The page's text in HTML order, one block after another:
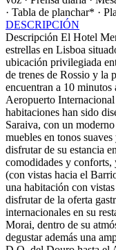
· Tabla de planchar* ·
DESCRIPCIÓN
Descripción El Hotel
estrellas en Lisboa
ubicación privilegiada
de trenes de Rossio y la
encuentran a 10
Aeropuerto
habitaciones han sido
Saraiva, con un
muebles en tonos
disfrutar de su estancia
comodidades y conforts,
(con vistas hacia el
una habitación con
disfrutar de la oferta
internacionales en su
Morai, dentro de su
degustar además una